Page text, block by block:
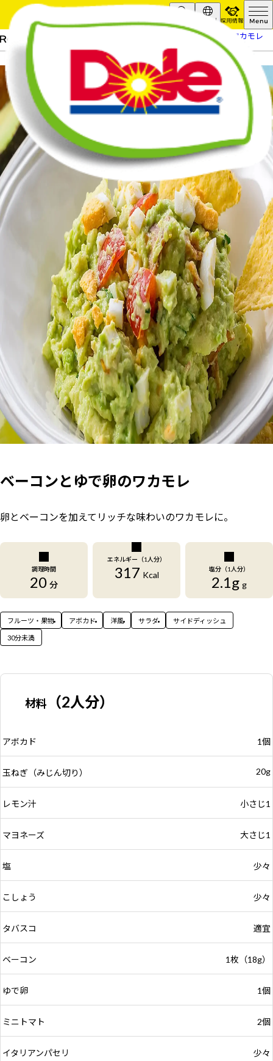
Search Global
採用情報
ベーコンとゆで卵のワカモレ
ベーコンとゆで卵のワカモレ
卵とベーコンを加えてリッチな味わいのワカモレに。
調理時間
20 分
エネルギー（1人分）
317 Kcal
塩分（1人分）
2.1g g
フルーツ・果物 アボカド 洋風 サラダ サイドディッシュ
30分未満
材料 （2人分）
アボカド 1個
玉ねぎ（みじん切り） 20g
レモン汁 小さじ1
マヨネーズ 大さじ1
塩 少々
こしょう 少々
タバスコ 適宜
ベーコン 1枚（18g）
ゆで卵 1個
ミニトマト 2個
イタリアンパセリ 少々